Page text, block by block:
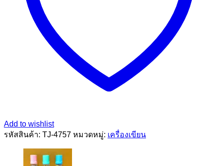
Add to wishlist
รหัสสินค้า: TJ-4757 หมวดหมู่: เครื่องเขียน